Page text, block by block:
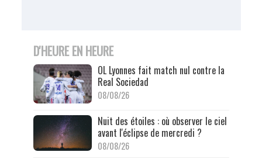
D'HEURE EN HEURE
OL Lyonnes fait match nul contre la
Real Sociedad
08/08/26
Nuit des étoiles : où observer le ciel
avant l'éclipse de mercredi ?
08/08/26